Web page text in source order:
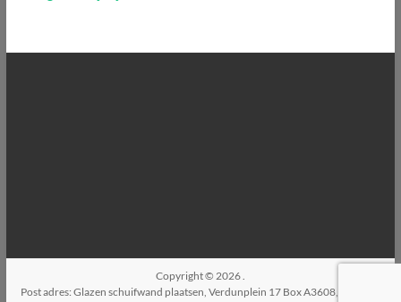
Copyright © 2026
Post adres: Glazen schuifwand plaatsen, Verdunplein 17 Box A3608, 5627SZ,